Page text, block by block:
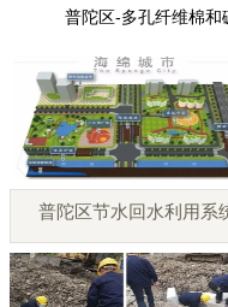
普陀区-多孔纤维棉
普陀区节水回水利用系